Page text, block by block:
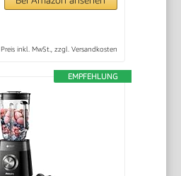
Preis inkl. MwSt., zzgl. Versandkosten
EMPFEHLUNG